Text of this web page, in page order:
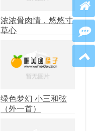
浓浓骨肉情，悠悠寸
草心
绿色梦幻 小三和弦
（外一首）